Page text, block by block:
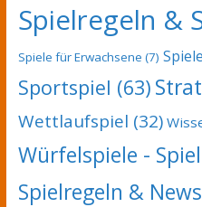
Spielregeln &
Spiele für Erwachsene (7)
Sportspiel (63)
Wettlaufspiel (32)
Würfelspiele -
Spielregeln & News